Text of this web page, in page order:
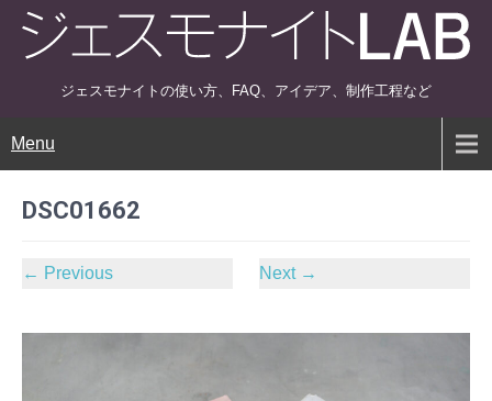
ジェスモナイトの使い方、FAQ、アイデア、制作工程など
Menu
DSC01662
← Previous Next →